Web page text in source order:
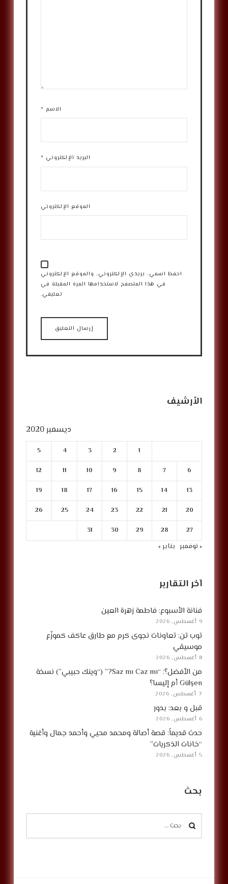
الاسم *
البريد الإلكتروني *
الموقع الإلكتروني
احفظ اسمي، بريدي الإلكتروني، والموقع الإلكتروني
في هذا المتصفح لاستخدامها المرة المقبلة في
تعليقي.
الأرشيف
ديسمبر 2020
1
2
3
4
5
6
7
8
9
10
11
12
13
14
15
16
17
18
19
20
21
22
23
24
25
26
27
28
29
30
31
« نوفمبر يناير »
آخر التقارير
فنانة الأسبوع: فاطمة زهرة العين
9 أغسطس, 2026
توب تن: تعاونات نجوى كرم مع طارق عاكف كموزّع
موسيقي
8 أغسطس, 2026
من الأفضل؟: “Saz mı Caz mı?” (“وينك حبيبي”) نسخة
Gülşen أم إليسا؟
7 أغسطس, 2026
قبل و بعد: بدور
6 أغسطس, 2026
حدث قديماً: قصة أصالة ومحمد محيي وأحمد جمال وأغنية
“خانات الذكريات”
5 أغسطس, 2026
بحث
البحث
عن: